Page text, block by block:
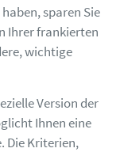
sparen Sie
Ihrer frankierten
wichtige
Version der
Ihnen eine
Die Kriterien,